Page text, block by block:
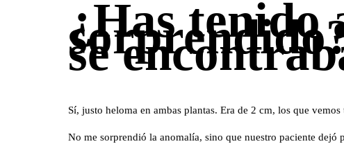
¿Has tenido
se
Sí, justo heloma en ambas plantas. Era de 2 cm, los que
No me sorprendió la anomalía, sino que nuestro paciente